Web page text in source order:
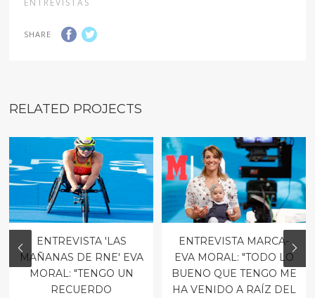
SHARE
RELATED PROJECTS
ENTREVISTA 'LAS
MAÑANAS DE RNE' EVA
MORAL: "TENGO UN
RECUERDO
ENTREVISTA MARCA-
EVA MORAL: "TODO LO
BUENO QUE TENGO ME
HA VENIDO A RAÍZ DEL